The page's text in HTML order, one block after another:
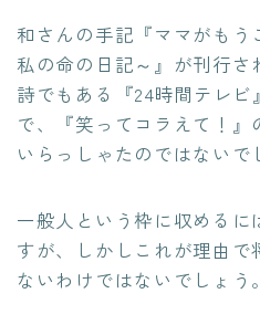
和さんの手記『ママがもう
私の命の日記～』が刊行さ
詩でもある『24時間テレ
で、『笑ってコラえて！』
いらっしゃたのではないで
一般人という枠に収める
すが、しかしこれが理由で
ないわけではないでしょう。